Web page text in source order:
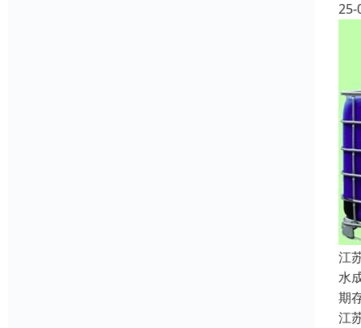
25-
江
水
期
江